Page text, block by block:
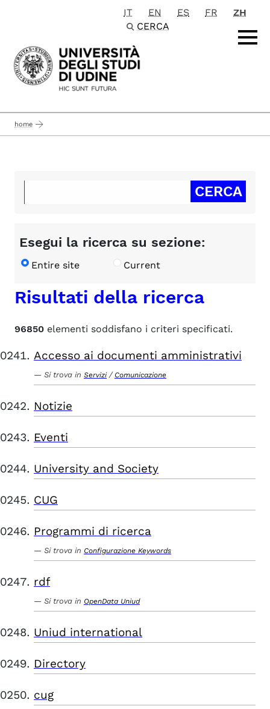
Passa al contenuto principale
IT EN ES FR
ZH
CERCA
home
Esegui la ricerca su sezione:
Entire site Current
Risultati della ricerca
96850 elementi soddisfano i criteri specificati.
Accesso ai documenti amministrativi
Si trova in Servizi / Comunicazione
Notizie
Eventi
University and Society
CUG
Programmi di ricerca
Si trova in Configurazione Keywords
rdf
Si trova in OpenData Uniud
Uniud international
Directory
cug